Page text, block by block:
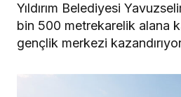
Yıldırım Belediyesi
bin 500 metrekarelik alana
gençlik merkezi